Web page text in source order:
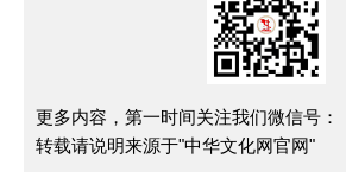
更多内容，第一时间关注我们微信号：
转载请说明来源于"中华文化网官网"